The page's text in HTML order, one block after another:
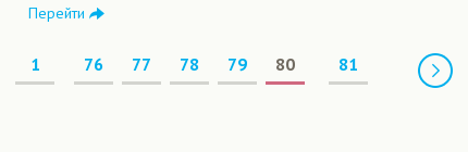
Перейти
Предыдущая
1 76 77 78 79 80 81